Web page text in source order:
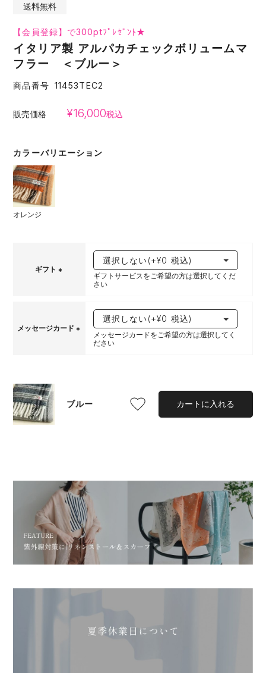
送料無料
【会員登録】で300ptﾌﾟﾚｾﾞﾝﾄ★
イタリア製 アルパカチェックボリュームマ
フラー ＜ブルー＞
商品番号 11453TEC2
販売価格 ¥16,000税込
カラーバリエーション
オレンジ
ギフト
ギフトサービスをご希望の方は選択してくだ
さい
メッセージカード
メッセージカードをご希望の方は選択してく
ださい
ブルー カートに入れる